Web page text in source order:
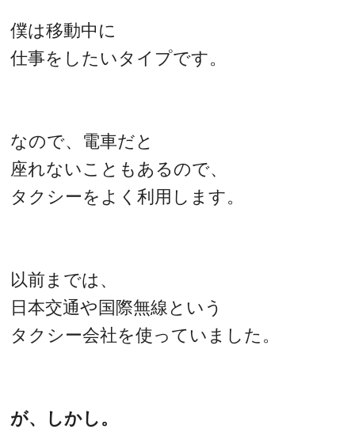
僕は移動中に
仕事をしたいタイプです。
なので、電車だと
座れないこともあるので、
タクシーをよく利用します。
以前までは、
日本交通や国際無線という
タクシー会社を使っていました。
が、しかし。